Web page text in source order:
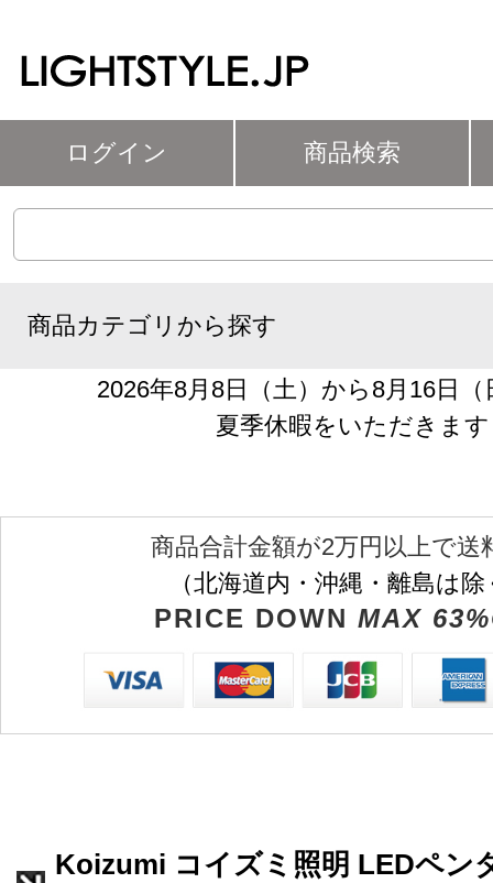
ログイン 商品検索
商品カテゴリから探す
2026年8月8日（土）から8月16日
夏季休暇をいただきます
商品合計金額が2万円以上で送
（北海道内・沖縄・離島は
PRICE DOWN MAX
Koizumi コイズミ照明 LEDペン